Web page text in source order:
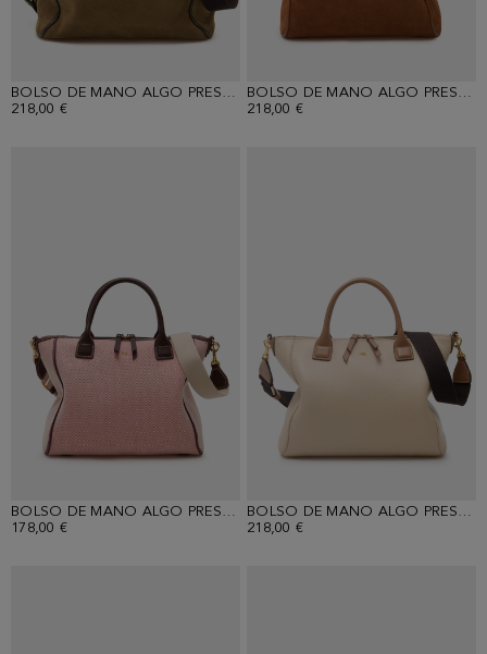
BOLSO DE MANO ALGO PRESTADO
218,00 €
BOLSO DE MANO ALGO PRESTADO
218,00 €
BOLSO DE MANO ALGO PRESTADO
178,00 €
BOLSO DE MANO ALGO PRESTADO
218,00 €